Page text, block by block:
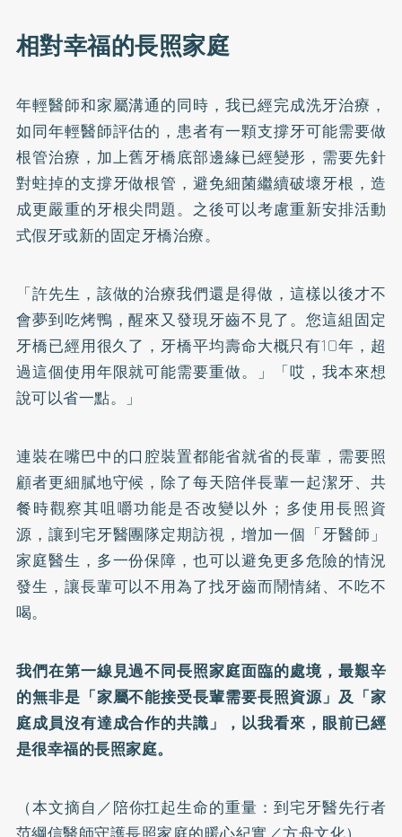
相對幸福的長照家庭
年輕醫師和家屬溝通的同時，我已經完成洗牙治療，
如同年輕醫師評估的，患者有一顆支撐牙可能需要做
根管治療，加上舊牙橋底部邊緣已經變形，需要先針
對蛀掉的支撐牙做根管，避免細菌繼續破壞牙根，造
成更嚴重的牙根尖問題。之後可以考慮重新安排活動
式假牙或新的固定牙橋治療。
「許先生，該做的治療我們還是得做，這樣以後才不
會夢到吃烤鴨，醒來又發現牙齒不見了。您這組固定
牙橋已經用很久了，牙橋平均壽命大概只有10年，超
過這個使用年限就可能需要重做。」「哎，我本來想
說可以省一點。」
連裝在嘴巴中的口腔裝置都能省就省的長輩，需要照
顧者更細膩地守候，除了每天陪伴長輩一起潔牙、共
餐時觀察其咀嚼功能是否改變以外；多使用長照資
源，讓到宅牙醫團隊定期訪視，增加一個「牙醫師」
家庭醫生，多一份保障，也可以避免更多危險的情況
發生，讓長輩可以不用為了找牙齒而鬧情緒、不吃不
喝。
我們在第一線見過不同長照家庭面臨的處境，最艱辛
的無非是「家屬不能接受長輩需要長照資源」及「家
庭成員沒有達成合作的共識」，以我看來，眼前已經
是很幸福的長照家庭。
（本文摘自／陪你扛起生命的重量：到宅牙醫先行者